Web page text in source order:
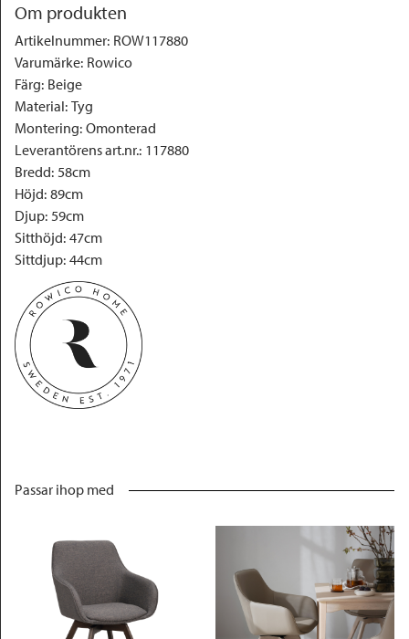
Om produkten
Artikelnummer: ROW117880
Varumärke: Rowico
Färg: Beige
Material: Tyg
Montering: Omonterad
Leverantörens art.nr.: 117880
Bredd: 58cm
Höjd: 89cm
Djup: 59cm
Sitthöjd: 47cm
Sittdjup: 44cm
Passar ihop med